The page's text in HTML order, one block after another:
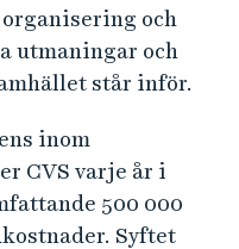
och
utmaningar och
står inför.
inom
CVS varje år i
500 000
Syftet